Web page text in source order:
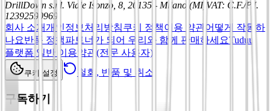
DrillDown s.r.l. Viale Isonzo, 8, 20135 - Milano (MI) VAT: C.F./P.I.
12392590969
회사 소개개인정보처리방침쿠키 정책이용 약관 어떻게 작동하
나요반품 정책파트너가 되어 우리와 함께 판매하세요Tuduu
플랫폼 일반 이용약관(전문 사용자)
쿠키 설정 철회, 반품 및 취소
구독하기